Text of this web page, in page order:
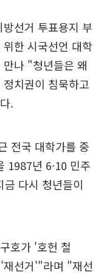
선거 투표용지 부
한 시국선언 대학
나 "청년들은 왜
치권이 침묵하고
.
전국 대학가를 중
1987년 6·10 민주
다시 청년들이
호가 '호헌 철
재선거'"라며 "재선